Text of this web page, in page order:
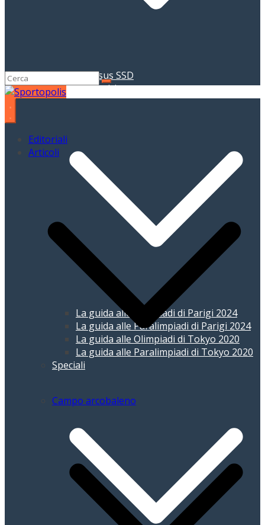
Pegasus SSD
Giochi Olimpici
La guida alle Olimpiadi di Parigi 2024
La guida alle Paralimpiadi di Parigi 2024
La guida alle Olimpiadi di Tokyo 2020
La guida alle Paralimpiadi di Tokyo 2020
Speciali
Editoriali
Articoli
Campo arcobaleno